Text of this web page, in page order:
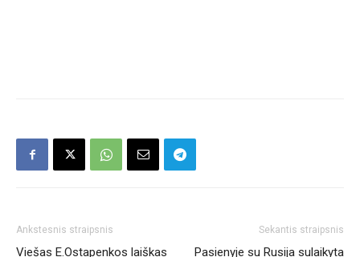
Ankstesnis straipsnis
Viešas E.Ostapenkos laiškas
Sekantis straipsnis
Pasienyje su Rusija sulaikyta